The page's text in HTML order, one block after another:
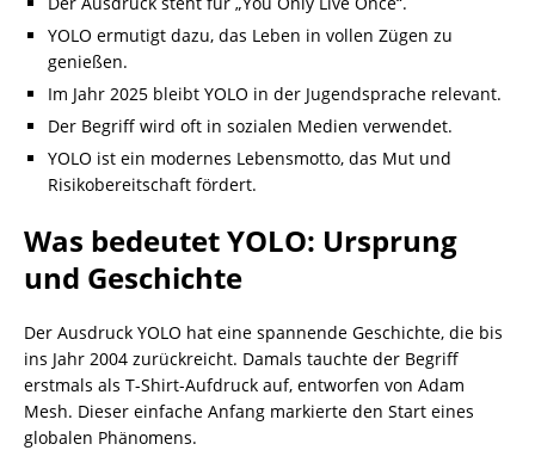
YOLO ermutigt dazu, das Leben in vollen Zügen zu
genießen.
Im Jahr 2025 bleibt YOLO in der Jugendsprache relevant.
Der Begriff wird oft in sozialen Medien verwendet.
YOLO ist ein modernes Lebensmotto, das Mut und
Risikobereitschaft fördert.
Was bedeutet YOLO: Ursprung
und Geschichte
Der Ausdruck YOLO hat eine spannende Geschichte, die bis
ins Jahr 2004 zurückreicht. Damals tauchte der Begriff
erstmals als T-Shirt-Aufdruck auf, entworfen von Adam
Mesh. Dieser einfache Anfang markierte den Start eines
globalen Phänomens.